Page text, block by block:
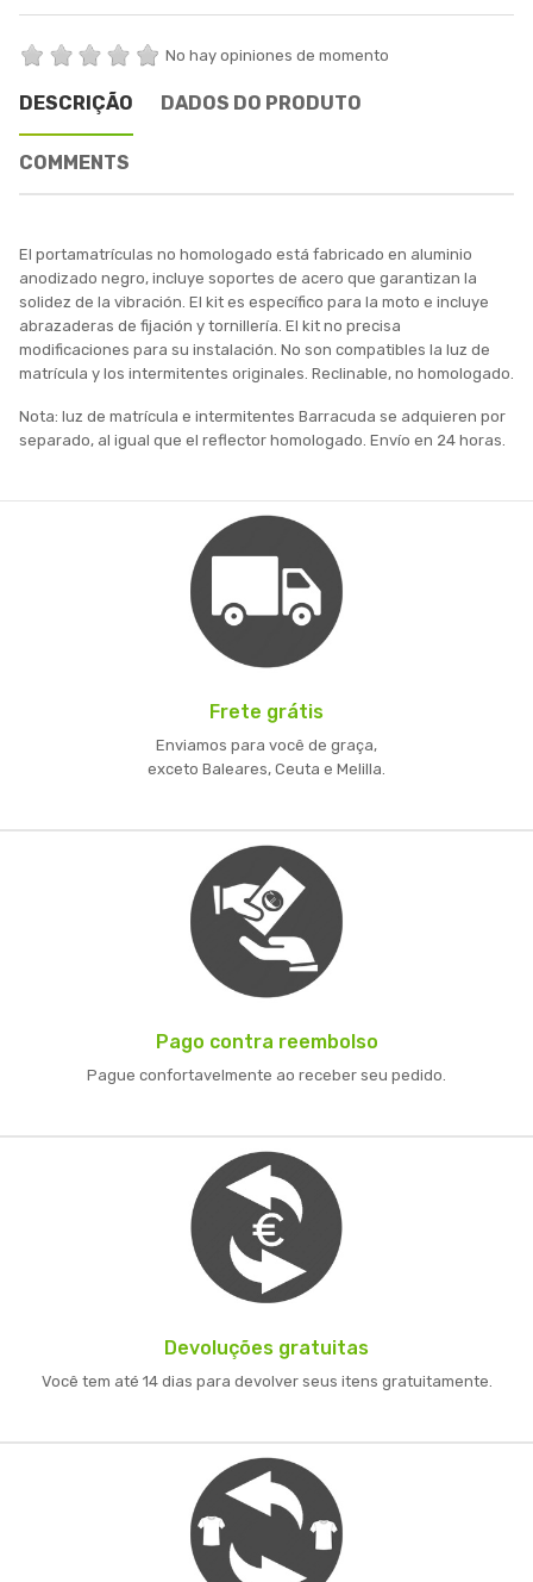
No hay opiniones de momento
DESCRIÇÃO DADOS DO PRODUTO
COMMENTS
El portamatrículas no homologado está fabricado en aluminio
anodizado negro, incluye soportes de acero que garantizan la
solidez de la vibración. El kit es específico para la moto e incluye
abrazaderas de fijación y tornillería. El kit no precisa
modificaciones para su instalación. No son compatibles la luz de
matrícula y los intermitentes originales. Reclinable, no homologado.
Nota: luz de matrícula e intermitentes Barracuda se adquieren por
separado, al igual que el reflector homologado. Envío en 24 horas.
Frete grátis
Enviamos para você de graça,
exceto Baleares, Ceuta e Melilla.
Pago contra reembolso
Pague confortavelmente ao receber seu pedido.
Devoluções gratuitas
Você tem até 14 dias para devolver seus itens gratuitamente.